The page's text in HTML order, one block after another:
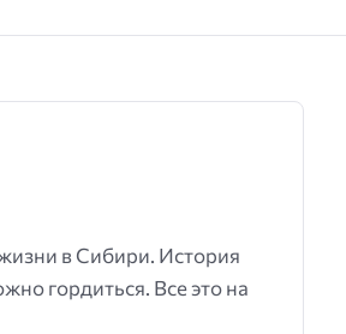
в Сибири. История
гордиться. Все это на